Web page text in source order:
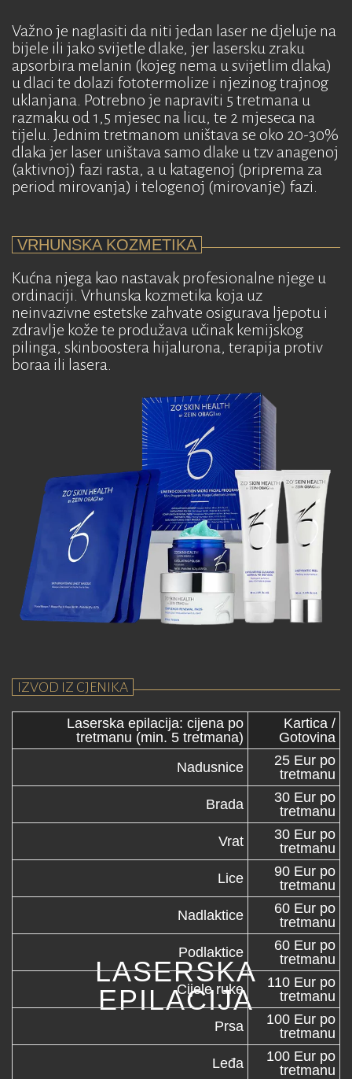
LASERSKA
EPILACIJA
Važno je naglasiti da niti jedan laser ne djeluje na
bijele ili jako svijetle dlake, jer lasersku zraku
apsorbira melanin (kojeg nema u svijetlim dlaka)
u dlaci te dolazi fototermolize i njezinog trajnog
uklanjana. Potrebno je napraviti 5 tretmana u
razmaku od 1,5 mjesec na licu, te 2 mjeseca na
tijelu. Jednim tretmanom uništava se oko 20-30%
dlaka jer laser uništava samo dlake u tzv anagenoj
(aktivnoj) fazi rasta, a u katagenoj (priprema za
period mirovanja) i telogenoj (mirovanje) fazi.
VRHUNSKA KOZMETIKA
Kućna njega kao nastavak profesionalne njege u
ordinaciji. Vrhunska kozmetika koja uz
neinvazivne estetske zahvate osigurava ljepotu i
zdravlje kože te produžava učinak kemijskog
pilinga, skinboostera hijalurona, terapija protiv
boraa ili lasera.
IZVOD IZ CJENIKA
Laserska epilacija: cijena po
tretmanu (min. 5 tretmana)
Kartica /
Gotovina
Nadusnice
25 Eur po
tretmanu
Brada
30 Eur po
tretmanu
Vrat
30 Eur po
tretmanu
Lice
90 Eur po
tretmanu
Nadlaktice
60 Eur po
tretmanu
Podlaktice
60 Eur po
tretmanu
Cijele ruke
110 Eur po
tretmanu
Prsa
100 Eur po
tretmanu
Leđa
100 Eur po
tretmanu